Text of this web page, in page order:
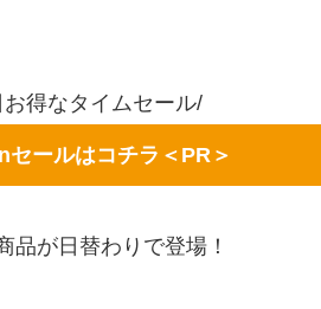
得なタイムセール/
セールはコチラ＜PR＞
品が日替わりで登場！